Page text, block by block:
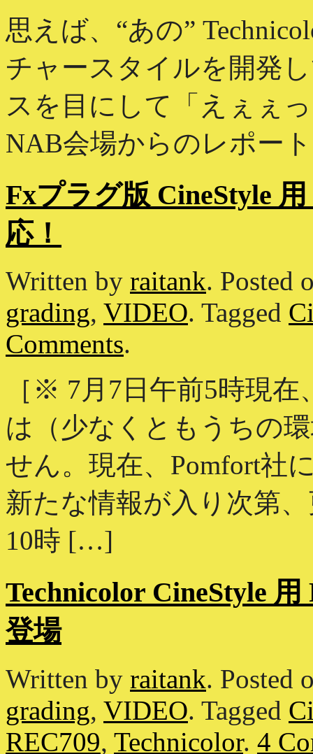
思えば、“あの”
チャースタイルを開発
スを目にして「えぇぇ
NAB会場からのレポー
Fxプラグ版 CineStyle
応！
Written by raitank. Posted
grading, VIDEO. Tagged
Comments.
［※ 7月7日午前5時現
は（少なくともうちの
せん。現在、Pomfort社
新たな情報が入り次第
10時 […]
Technicolor CineStyle
登場
Written by raitank. Posted
grading, VIDEO. Tagged
REC709, Technicolor. 4